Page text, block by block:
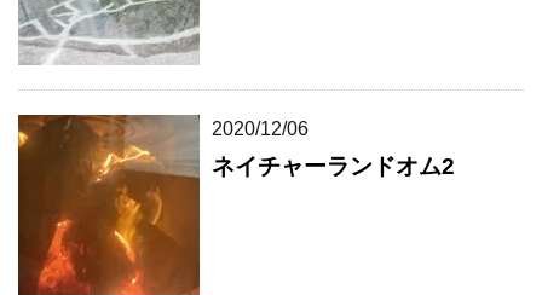
2020/12/06
ネイチャーランドオム2